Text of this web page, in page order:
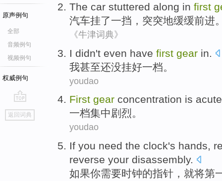
原声例句
全部
音频例句
视频例句
权威例句
go
top
返回词典
The car stuttered along in first
汽车挂了一挡， 突突地缓缓前进
《牛津词典》
I didn't even have first gear in
我甚至还没挂好一档 。
youdao
First gear concentration is
一档集中剧烈。
youdao
If you need the clock's hands,
reverse your disassembly.
如果你需要时钟的指针 ，就将第